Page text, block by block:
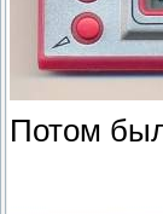
Потом